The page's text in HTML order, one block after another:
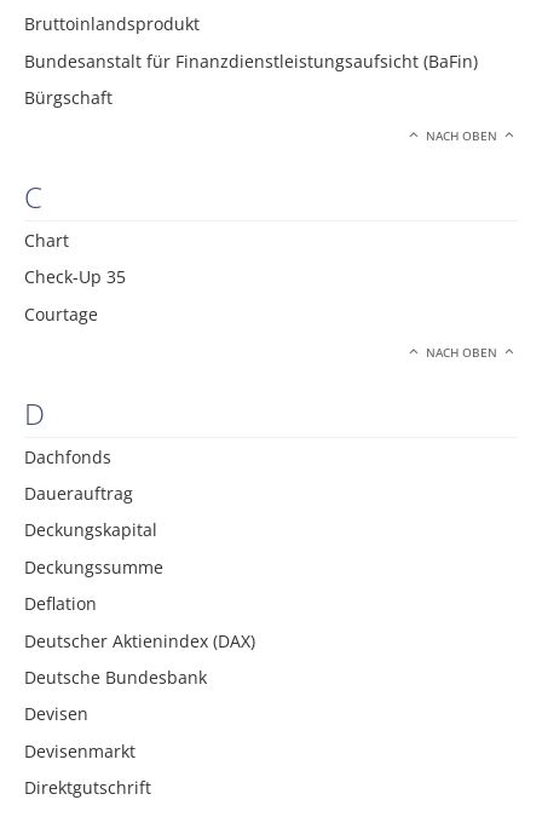
Bruttoinlandsprodukt
Bundesanstalt für Finanzdienstleistungsaufsicht (BaFin)
Bürgschaft
NACH OBEN
C
Chart
Check-Up 35
Courtage
NACH OBEN
D
Dachfonds
Dauerauftrag
Deckungskapital
Deckungssumme
Deflation
Deutscher Aktienindex (DAX)
Deutsche Bundesbank
Devisen
Devisenmarkt
Direktgutschrift